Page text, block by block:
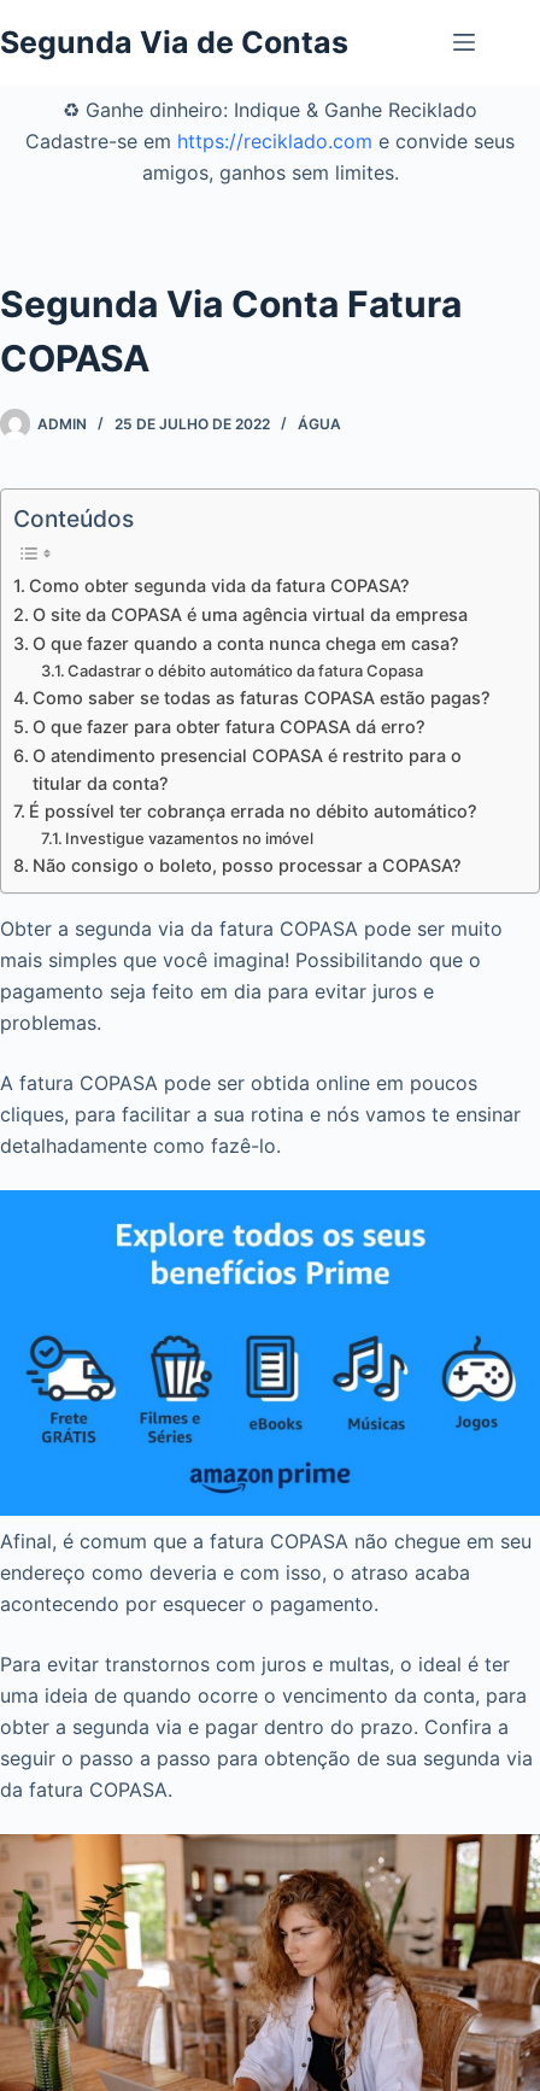
para
conteúdo
Segunda Via de Contas
♻️ Ganhe dinheiro: Indique & Ganhe Reciklado
Cadastre-se em https://reciklado.com e convide seus
amigos, ganhos sem limites.
Segunda Via Conta Fatura
COPASA
ADMIN 25 DE JULHO DE 2022 ÁGUA
Conteúdos
Como obter segunda vida da fatura COPASA?
O site da COPASA é uma agência virtual da empresa
O que fazer quando a conta nunca chega em casa?
Cadastrar o débito automático da fatura Copasa
Como saber se todas as faturas COPASA estão pagas?
O que fazer para obter fatura COPASA dá erro?
O atendimento presencial COPASA é restrito para o
titular da conta?
É possível ter cobrança errada no débito automático?
Investigue vazamentos no imóvel
Não consigo o boleto, posso processar a COPASA?
Obter a segunda via da fatura COPASA pode ser muito
mais simples que você imagina! Possibilitando que o
pagamento seja feito em dia para evitar juros e
problemas.
A fatura COPASA pode ser obtida online em poucos
cliques, para facilitar a sua rotina e nós vamos te ensinar
detalhadamente como fazê-lo.
Afinal, é comum que a fatura COPASA não chegue em seu
endereço como deveria e com isso, o atraso acaba
acontecendo por esquecer o pagamento.
Para evitar transtornos com juros e multas, o ideal é ter
uma ideia de quando ocorre o vencimento da conta, para
obter a segunda via e pagar dentro do prazo. Confira a
seguir o passo a passo para obtenção de sua segunda via
da fatura COPASA.